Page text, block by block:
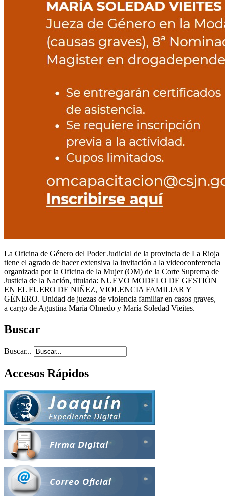
La Oficina de Género del Poder Judicial de la provincia de La Rioja
tiene el agrado de hacer extensiva la invitación a la videoconferencia
organizada por la Oficina de la Mujer (OM) de la Corte Suprema de
Justicia de la Nación, titulada: NUEVO MODELO DE GESTIÓN
EN EL FUERO DE NIÑEZ, VIOLENCIA FAMILIAR Y
GÉNERO. Unidad de juezas de violencia familiar en casos graves,
a cargo de Agustina María Olmedo y María Soledad Vieites.
Buscar
Buscar...
Accesos Rápidos